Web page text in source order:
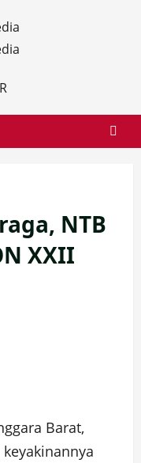
NTB
XXII
Barat,